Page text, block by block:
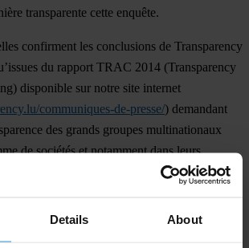
Details About
transparente cette enquête.
confirment les conclusions de Transparency
du rapport TRAC 2014 (Transparency
disponible sur notre site internet
communiques-de-presse/) demandant
des grands groupes multinationaux
de sociétés et notamment dans leurs
please contact